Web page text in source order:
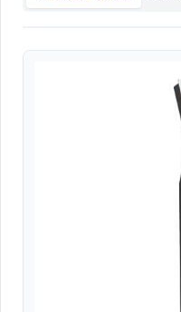
Kiểm Soát Ra Vào Thông
Máy đọc vân tay công